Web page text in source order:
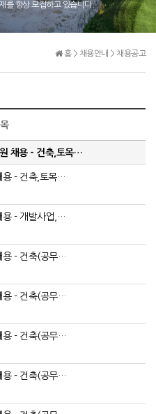
를 항상 모집하고 있습니다.
홈 > 채용안내 > 채용공고
채용 - 건축,토목…
용 - 건축,토목…
용 - 개발사업,…
용 - 건축(공무…
용 - 건축(공무…
용 - 건축(공무…
용 - 건축(공무…